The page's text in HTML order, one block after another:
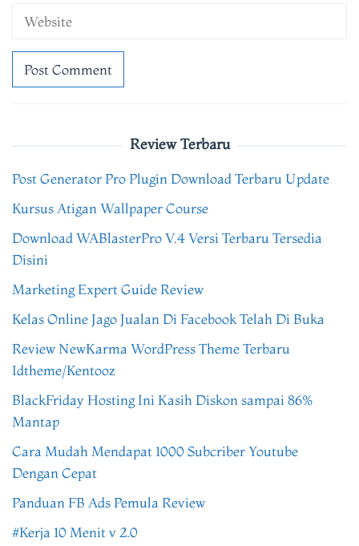
Review Terbaru
Post Generator Pro Plugin Download Terbaru Update
Kursus Atigan Wallpaper Course
Download WABlasterPro V.4 Versi Terbaru Tersedia
Disini
Marketing Expert Guide Review
Kelas Online Jago Jualan Di Facebook Telah Di Buka
Review NewKarma WordPress Theme Terbaru
Idtheme/Kentooz
BlackFriday Hosting Ini Kasih Diskon sampai 86%
Mantap
Cara Mudah Mendapat 1000 Subcriber Youtube
Dengan Cepat
Panduan FB Ads Pemula Review
#Kerja 10 Menit v 2.0